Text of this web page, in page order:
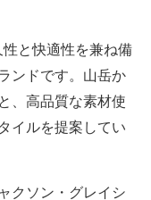
と快適性を兼ね備
ンドです。山岳か
、高品質な素材使
イルを提案してい
クソン・グレイシ